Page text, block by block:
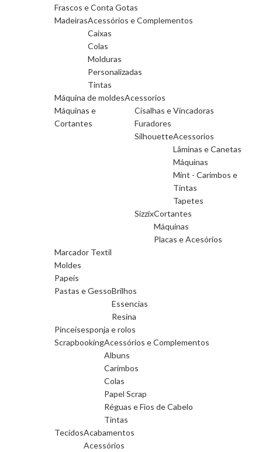
Frascos e Conta Gotas
MadeirasAcessórios e Complementos
Caixas
Colas
Molduras
Personalizadas
Tintas
Máquina de moldesAcessorios
Máquinas e
Cortantes
Cisalhas e Vincadoras
Furadores
SilhouetteAcessorios
Lâminas e Canetas
Máquinas
Mint - Carimbos e
Tintas
Tapetes
SizzixCortantes
Máquinas
Placas e Acesórios
Marcador Textil
Moldes
Papeis
Pastas e GessoBrilhos
Essencias
Resina
Pinceisesponja e rolos
ScrapbookingAcessórios e Complementos
Albuns
Carimbos
Colas
Papel Scrap
Réguas e Fios de Cabelo
Tintas
TecidosAcabamentos
Acessórios